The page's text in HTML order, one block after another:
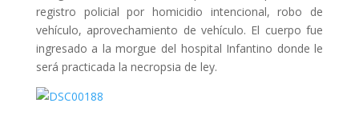
registro policial por homicidio intencional, robo de
vehículo, aprovechamiento de vehículo. El cuerpo fue
ingresado a la morgue del hospital Infantino donde le
será practicada la necropsia de ley.